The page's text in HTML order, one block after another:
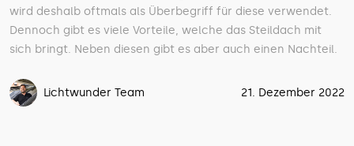
wird deshalb oftmals als Überbegriff für diese verwendet.
Dennoch gibt es viele Vorteile, welche das Steildach mit
sich bringt. Neben diesen gibt es aber auch einen Nachteil.
Lichtwunder Team 21. Dezember 2022